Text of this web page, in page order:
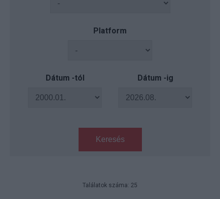
Platform
Dátum -tól Dátum -ig
Keresés
Találatok száma: 25